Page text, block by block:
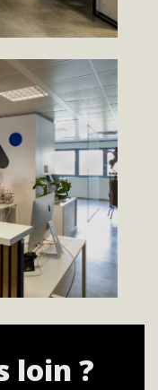
loin ?